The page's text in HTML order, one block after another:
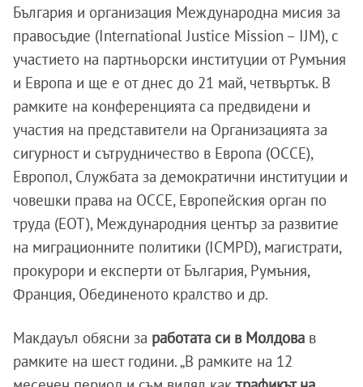
България и организация Международна мисия за
правосъдие (International Justice Mission – IJM), с
участието на партньорски институции от Румъния
и Европа и ще е от днес до 21 май, четвъртък. В
рамките на конференцията са предвидени и
участия на представители на Организацията за
сигурност и сътрудничество в Европа (ОССЕ),
Европол, Службата за демократични институции и
човешки права на ОССЕ, Европейския орган по
труда (ЕОТ), Международния център за развитие
на миграционните политики (ICMPD), магистрати,
прокурори и експерти от България, Румъния,
Франция, Обединеното кралство и др.
Макдауъл обясни за работата си в Молдова в
рамките на шест години. „В рамките на 12